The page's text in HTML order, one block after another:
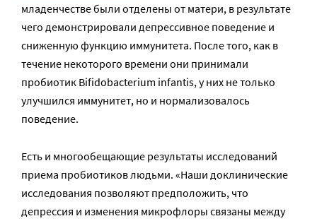
младенчестве были отделены от матери, в результате
чего демонстрировали депрессивное поведение и
сниженную функцию иммунитета. После того, как в
течение некоторого времени они принимали
пробиотик Bifidobacterium infantis, у них не только
улучшился иммунитет, но и нормализовалось
поведение.
Есть и многообещающие результаты исследований
приема пробиотиков людьми. «Наши доклинические
исследования позволяют предположить, что
депрессия и изменения микрофлоры связаны между